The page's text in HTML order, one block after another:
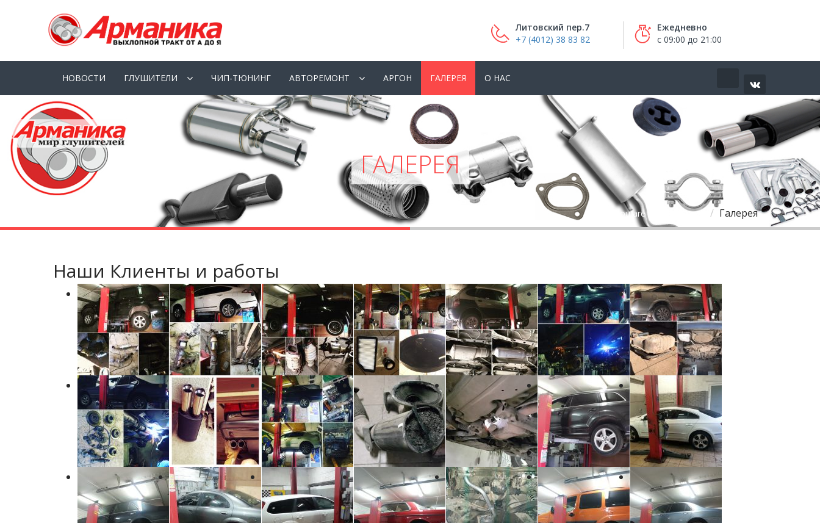
Литовский пер.7
+7 (4012) 38 83 82
Ежедневно
с 09:00 до 21:00
НОВОСТИ ГЛУШИТЕЛИ ЧИП-ТЮНИНГ АВТОРЕМОНТ АРГОН ГАЛЕРЕЯ О НАС
ГАЛЕРЕЯ
you are here: Home Галерея
Наши Клиенты и работы